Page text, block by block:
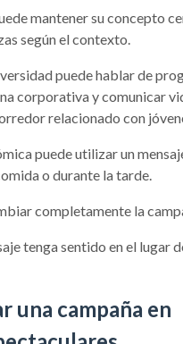
mantener su concepto
según el contexto.
puede hablar de
corporativa y comunicar
relacionado con
puede utilizar un
o durante la tarde.
completamente la
tenga sentido en el lugar
una campaña en